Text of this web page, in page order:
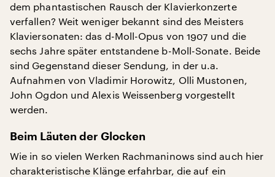
dem phantastischen Rausch der Klavierkonzerte
verfallen? Weit weniger bekannt sind des Meisters
Klaviersonaten: das d-Moll-Opus von 1907 und die
sechs Jahre später entstandene b-Moll-Sonate. Beide
sind Gegenstand dieser Sendung, in der u.a.
Aufnahmen von Vladimir Horowitz, Olli Mustonen,
John Ogdon und Alexis Weissenberg vorgestellt
werden.
Beim Läuten der Glocken
Wie in so vielen Werken Rachmaninows sind auch hier
charakteristische Klänge erfahrbar, die auf ein